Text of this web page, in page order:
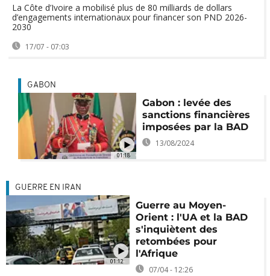
La Côte d’Ivoire a mobilisé plus de 80 milliards de dollars
d’engagements internationaux pour financer son PND 2026-
2030
17/07 - 07:03
01:18
GABON
Gabon : levée des
sanctions financières
imposées par la BAD
13/08/2024
01:12
GUERRE EN IRAN
Guerre au Moyen-
Orient : l'UA et la BAD
s'inquiètent des
retombées pour
l'Afrique
07/04 - 12:26